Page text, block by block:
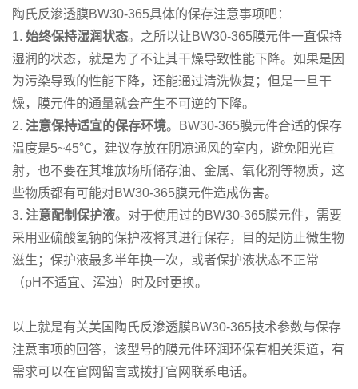
陶氏反渗透膜BW30-365具体的保存注意事项吧：
1. 始终保持湿润状态。之所以让BW30-365膜元件一直保持
湿润的状态，就是为了不让其干燥导致性能下降。如果是因
为污染导致的性能下降，还能通过清洗恢复；但是一旦干
燥，膜元件的通量就会产生不可逆的下降。
2. 注意保持适宜的保存环境。BW30-365膜元件合适的保存
温度是5~45℃，建议存放在阴凉通风的室内，避免阳光直
射，也不要在其堆放场所储存油、金属、氧化剂等物质，这
些物质都有可能对BW30-365膜元件造成伤害。
3. 注意配制保护液。对于使用过的BW30-365膜元件，需要
采用亚硫酸氢钠的保护液将其进行保存，目的是防止微生物
滋生；保护液最多半年换一次，或者保护液状态不正常
（pH不适宜、浑浊）时及时更换。
以上就是有关美国陶氏反渗透膜BW30-365技术参数与保存
注意事项的回答，该型号的膜元件环润环保有相关渠道，有
需求可以在官网留言或拨打官网联系电话。